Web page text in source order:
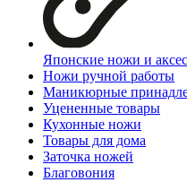
Японские ножи и
Ножи ручной работы
Маникюрные
Уцененные товары
Кухонные ножи
Товары для дома
Заточка ножей
Благовония